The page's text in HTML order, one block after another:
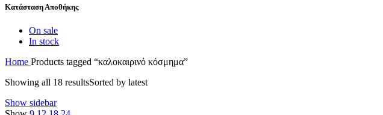
Κατάσταση Αποθήκης
On sale
In stock
Home Products tagged “καλοκαιρινό κόσμημα”
Showing all 18 resultsSorted by latest
Show sidebar